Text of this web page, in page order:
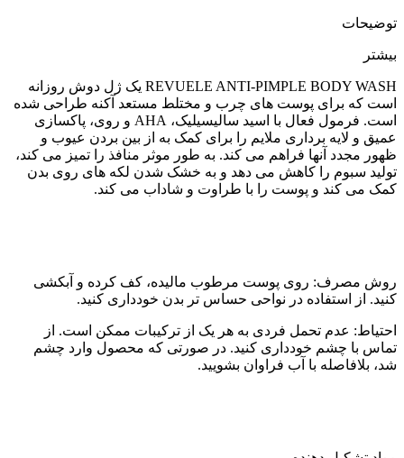
توضیحات
بیشتر
REVUELE ANTI-PIMPLE BODY WASH یک ژل دوش روزانه
است که برای پوست های چرب و مختلط مستعد آکنه طراحی شده
است. فرمول فعال با اسید سالیسیلیک، AHA و روی، پاکسازی
عمیق و لایه برداری ملایم را برای کمک به از بین بردن عیوب و
ظهور مجدد آنها فراهم می کند. به طور موثر منافذ را تمیز می کند،
تولید سبوم را کاهش می دهد و به خشک شدن لکه های روی بدن
کمک می کند و پوست را با طراوت و شاداب می کند.
روش مصرف: روی پوست مرطوب مالیده، کف کرده و آبکشی
کنید. از استفاده در نواحی حساس تر بدن خودداری کنید.
احتیاط: عدم تحمل فردی به هر یک از ترکیبات ممکن است. از
تماس با چشم خودداری کنید. در صورتی که محصول وارد چشم
شد، بلافاصله با آب فراوان بشویید.